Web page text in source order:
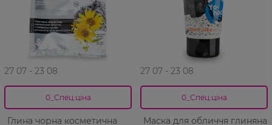
27 07 - 23 08
0_Спец.ціна
Глина чорна косметична
27 07 - 23 08
0_Спец.ціна
Маска для обличчя глиняна